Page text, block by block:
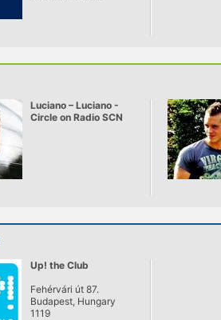
fél órára Budapesttől.
Luciano – Luciano -
Circle on Radio SCN
Up! the Club
Fehérvári út 87.
Budapest, Hungary
1119